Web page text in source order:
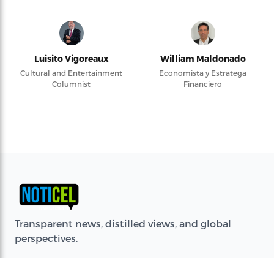
Luisito Vigoreaux
Cultural and Entertainment
Columnist
William Maldonado
Economista y Estratega
Financiero
Transparent news, distilled views, and global
perspectives.